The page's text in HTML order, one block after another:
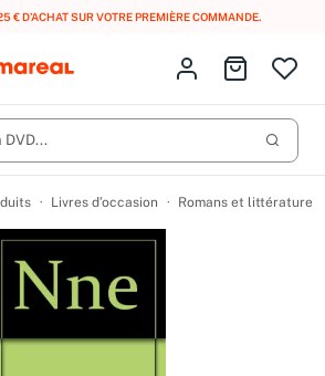
€ D’ACHAT SUR VOTRE PREMIÈRE COMMANDE.
Lancer
trouvé l'article que vous cherchiez ?
Identifiez-vous
Aller au
DVD...
Livres d’occasion Romans et littérature